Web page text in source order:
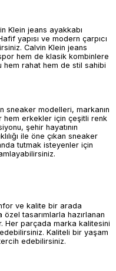
Klein jeans ayakkabı
yapısı ve modern çarpıcı
Calvin Klein jeans
hem de klasik kombinlere
rahat hem de stil sahibi
sneaker modelleri, markanın
hem erkekler için çeşitli renk
şehir hayatının
ile öne çıkan sneaker
tutmak isteyenler için
ve kalite bir arada
özel tasarımlarla hazırlanan
Her parçada marka kalitesini
Kaliteli bir yaşam
edebilirsiniz.